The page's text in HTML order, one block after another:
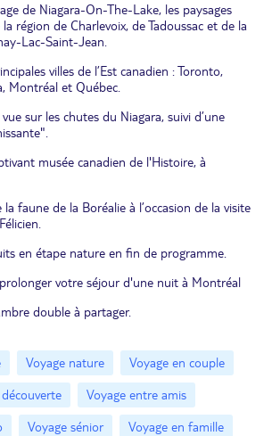
de Niagara-On-The-Lake, les paysages
région de Charlevoix, de Tadoussac et de la
Lac-Saint-Jean.
villes de l’Est canadien : Toronto,
Montréal et Québec.
sur les chutes du Niagara, suivi d’une
musée canadien de l'Histoire, à
faune de la Boréalie à l’occasion de la visite
en étape nature en fin de programme.
votre séjour d'une nuit à Montréal
double à partager.
Voyage nature
Voyage en couple
Voyage entre amis
Voyage sénior Voyage en famille